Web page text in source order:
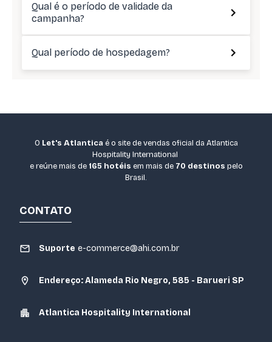
Qual é o período de validade da
campanha?
Qual período de hospedagem?
O Let's Atlantica é o site de vendas oficial da Atlantica
Hospitality International
e reúne mais de 165 hotéis em mais de 70 destinos pelo
Brasil.
CONTATO
Suporte e-commerce@ahi.com.br
Endereço: Alameda Rio Negro, 585 - Barueri SP
Atlantica Hospitality International